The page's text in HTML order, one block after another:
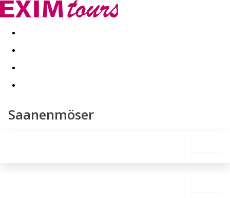
Akční nabídky Last minute
Saanenmöser